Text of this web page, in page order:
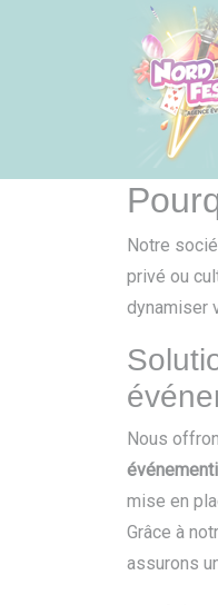
Notre
privé ou
dynamiser
Nous
mise en
Grâce à
assurons
Panneau de gestion des